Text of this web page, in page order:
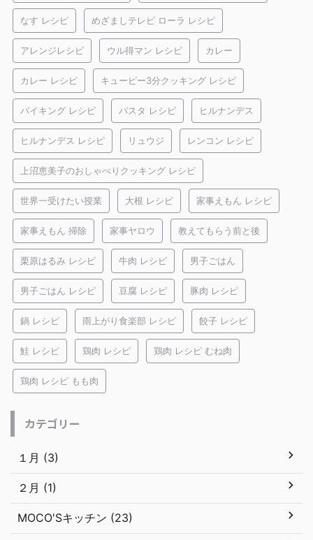
なす レシピ めざましテレビ ローラ レシピ
アレンジレシピ ウル得マン レシピ カレー
カレー レシピ キューピー3分クッキング レシピ
バイキング レシピ パスタ レシピ ヒルナンデス
ヒルナンデス レシピ リュウジ レンコン レシピ
上沼恵美子のおしゃべりクッキング レシピ
世界一受けたい授業 大根 レシピ 家事えもん レシピ
家事えもん 掃除 家事ヤロウ 教えてもらう前と後
栗原はるみ レシピ 牛肉 レシピ 男子ごはん
男子ごはん レシピ 豆腐 レシピ 豚肉 レシピ
鍋 レシピ 雨上がり食楽部 レシピ 餃子 レシピ
鮭 レシピ 鶏肉 レシピ 鶏肉 レシピ むね肉
鶏肉 レシピ もも肉
カテゴリー
１月 (3)
２月 (1)
MOCO'Sキッチン (23)